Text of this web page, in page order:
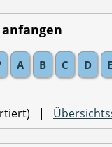
A B C D E
|